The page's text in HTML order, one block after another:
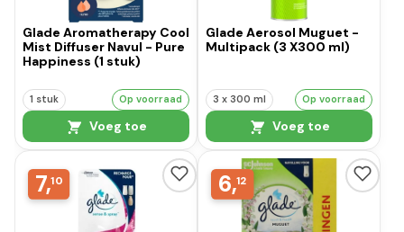
Glade Aromatherapy Cool
Mist Diffuser Navul - Pure
Happiness (1 stuk)
1 stuk Op voorraad
Voeg toe
Glade Aerosol Muguet -
Multipack (3 X300 ml)
3 x 300 ml Op voorraad
Voeg toe
7,10 6,12